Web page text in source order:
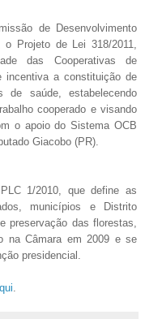
de Desenvolvimento
Projeto de Lei 318/2011,
das Cooperativas de
incentiva a constituição de
de saúde, estabelecendo
cooperado e visando
o apoio do Sistema OCB
Giacobo (PR).
1/2010, que define as
municípios e Distrito
preservação das florestas,
na Câmara em 2009 e se
presidencial.